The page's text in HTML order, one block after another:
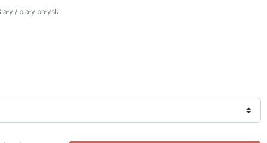
/ biały połysk
/ biały połysk